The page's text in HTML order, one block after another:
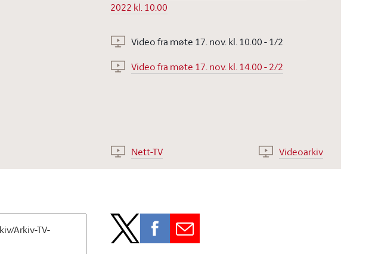
2022 kl. 10.00
Video fra møte 17. nov. kl. 10.00 - 1/2
Video fra møte 17. nov. kl. 14.00 - 2/2
Nett-TV Videoarkiv